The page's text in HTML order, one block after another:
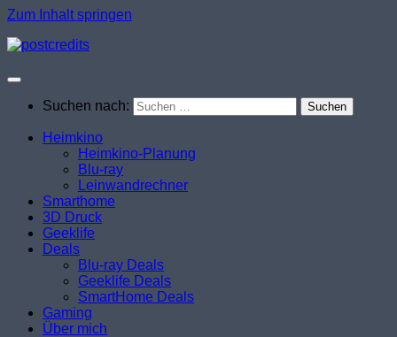
Zum Inhalt springen
Suchen nach:
Heimkino
Heimkino-Planung
Blu-ray
Leinwandrechner
Smarthome
3D Druck
Geeklife
Deals
Blu-ray Deals
Geeklife Deals
SmartHome Deals
Gaming
Über mich